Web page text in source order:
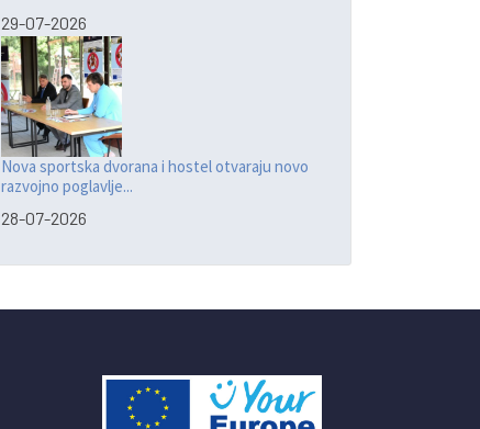
29-07-2026
Nova sportska dvorana i hostel otvaraju novo
razvojno poglavlje...
28-07-2026